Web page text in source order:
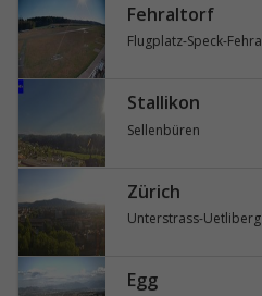
Fehraltorf
Stallikon
Sellenbüren
Zürich
Unterstrass-Uetliberg
Egg